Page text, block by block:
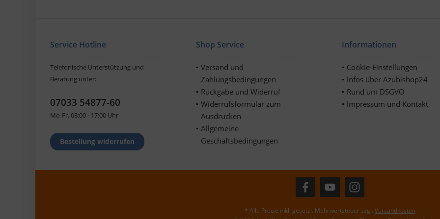
Service Hotline
Telefonische Unterstützung und
Beratung unter:
07033 54877-60
Mo-Fr, 08:00 - 17:00 Uhr
Bestellung widerrufen
Shop Service
Versand und
Zahlungsbedingungen
Rückgabe und Widerruf
Widerrufsformular zum
Ausdrucken
Allgemeine
Geschäftsbedingungen
Informationen
Cookie-Einstellungen
Infos über Azubishop24
Rund um DSGVO
Impressum und Kontakt
* Alle Preise inkl. gesetzl. Mehrwertsteuer zzgl. Versandkosten